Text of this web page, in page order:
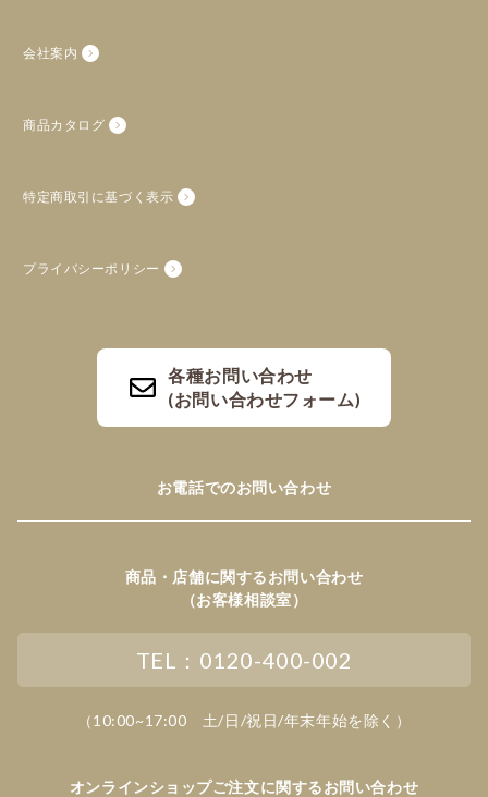
会社案内
商品カタログ
特定商取引に基づく表示
プライバシーポリシー
各種お問い合わせ
(お問い合わせフォーム)
お電話でのお問い合わせ
商品・店舗に関するお問い合わせ
（お客様相談室）
TEL：0120-400-002
（10:00~17:00 土/日/祝日/年末年始を除く）
オンラインショップご注文に関するお問い合わせ